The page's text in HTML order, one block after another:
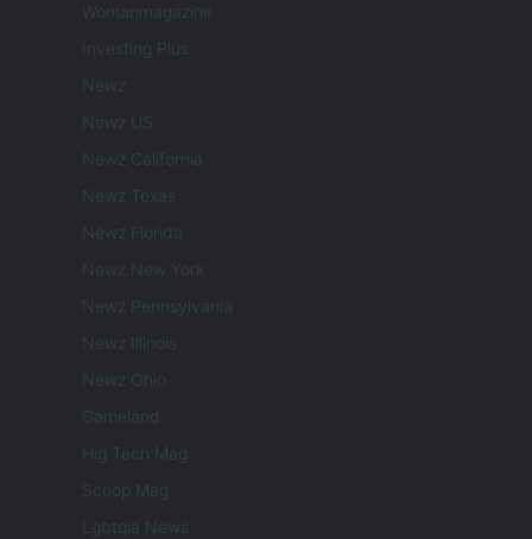
Womanmagazine
Investing Plus
Newz
Newz US
Newz California
Newz Texas
Newz Florida
Newz New York
Newz Pennsylvania
Newz Illinois
Newz Ohio
Gameland
Hig Tech Mag
Scoop Mag
Lgbtqia News